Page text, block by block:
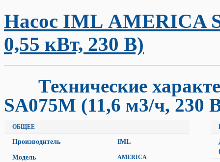
Насос IML AMERICA
0,55 кВт, 230 В)
Технические
SA075M (11,6 м3/ч, 230
ОБЩЕЕ
Производитель IML
Модель AMERICA